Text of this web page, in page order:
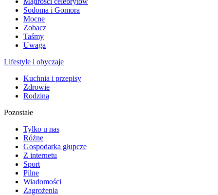
Sodoma i Gomora
Mocne
Zobacz
Taśmy
Uwaga
Lifestyle i obyczaje
Kuchnia i przepisy
Zdrowie
Rodzina
Pozostałe
Tylko u nas
Różne
Gospodarka głupcze
Z internetu
Sport
Pilne
Wiadomości
Zagrożenia